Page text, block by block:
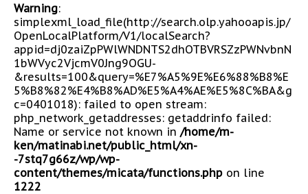
Warning:
simplexml_load_file(http://search.olp.yahooapis.jp/
OpenLocalPlatform/V1/localSearch?
appid=dj0zaiZpPWlWNDNTS2dhOTBVRSZzPWNvbnN
1bWVyc2VjcmV0Jng9OGU-
&results=100&query=%E7%A5%9E%E6%88%B8%E
5%B8%82%E4%B8%AD%E5%A4%AE%E5%8C%BA&g
c=0401018): failed to open stream:
php_network_getaddresses: getaddrinfo failed:
Name or service not known in /home/m-
ken/matinabi.net/public_html/xn-
-7stq7g66z/wp/wp-
content/themes/micata/functions.php on line
1222